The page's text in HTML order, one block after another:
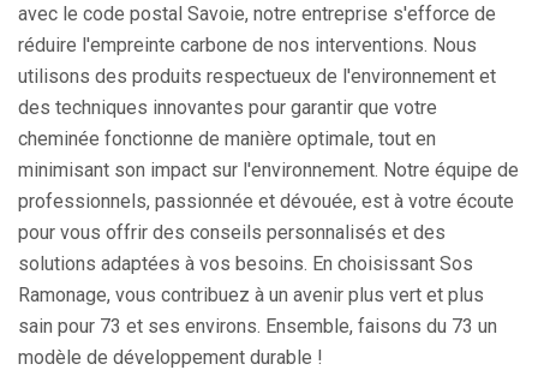
avec le code postal Savoie, notre entreprise s'efforce de
réduire l'empreinte carbone de nos interventions. Nous
utilisons des produits respectueux de l'environnement et
des techniques innovantes pour garantir que votre
cheminée fonctionne de manière optimale, tout en
minimisant son impact sur l'environnement. Notre équipe de
professionnels, passionnée et dévouée, est à votre écoute
pour vous offrir des conseils personnalisés et des
solutions adaptées à vos besoins. En choisissant Sos
Ramonage, vous contribuez à un avenir plus vert et plus
sain pour 73 et ses environs. Ensemble, faisons du 73 un
modèle de développement durable !